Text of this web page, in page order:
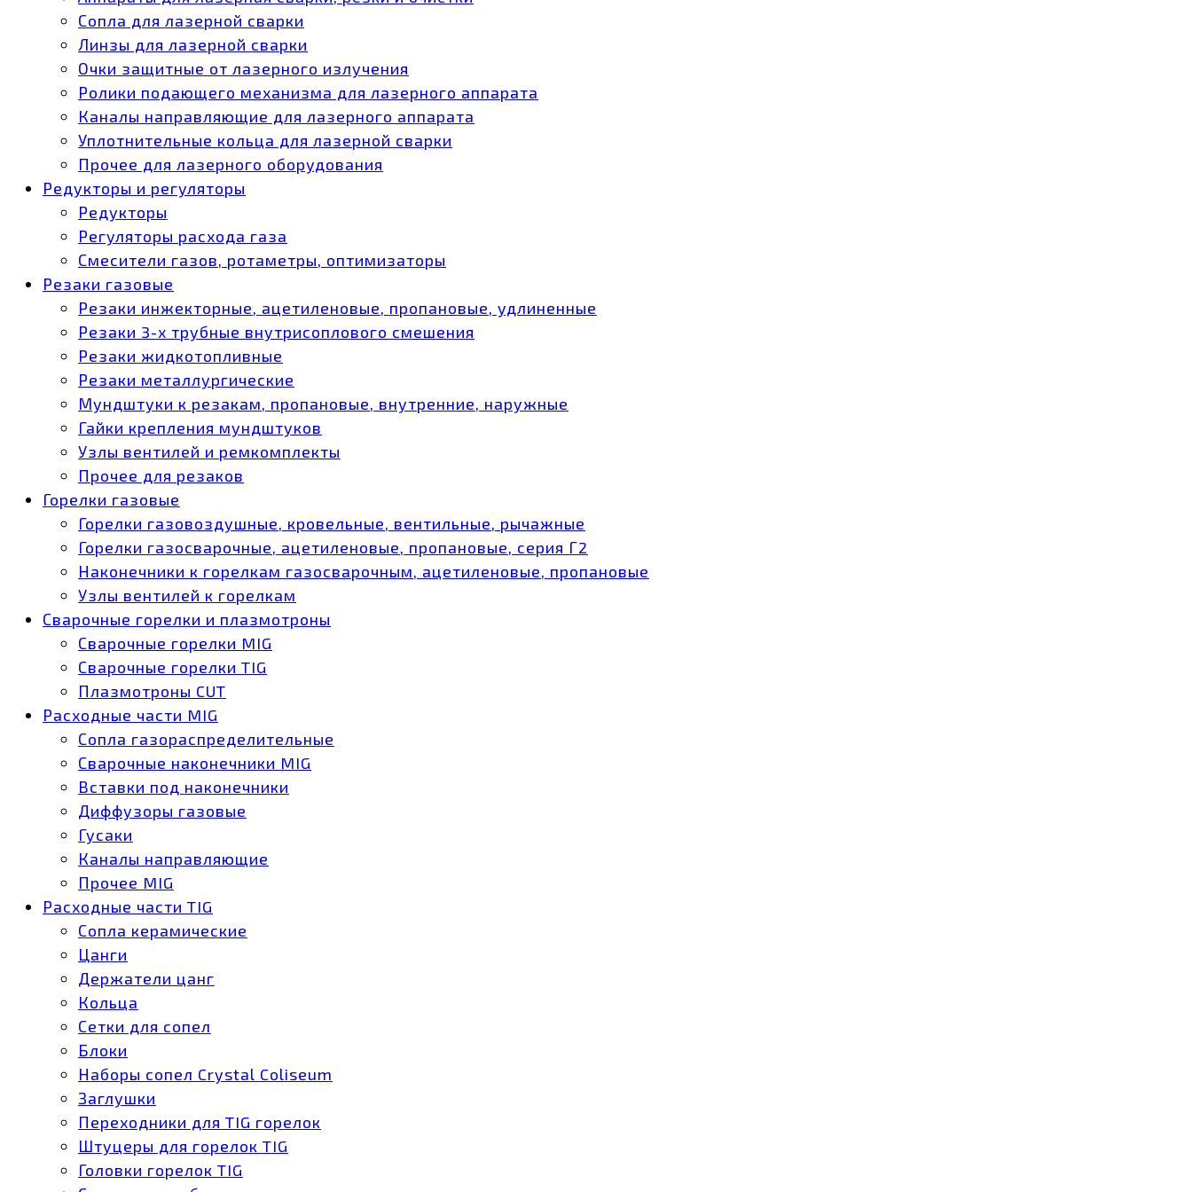
Сопла для лазерной сварки
Линзы для лазерной сварки
Очки защитные от лазерного излучения
Ролики подающего механизма для лазерного аппарата
Каналы направляющие для лазерного аппарата
Уплотнительные кольца для лазерной сварки
Прочее для лазерного оборудования
Редукторы и регуляторы
Редукторы
Регуляторы расхода газа
Смесители газов, ротаметры, оптимизаторы
Резаки газовые
Резаки инжекторные, ацетиленовые, пропановые, удлиненные
Резаки 3-х трубные внутрисоплового смешения
Резаки жидкотопливные
Резаки металлургические
Мундштуки к резакам, пропановые, внутренние, наружные
Гайки крепления мундштуков
Узлы вентилей и ремкомплекты
Прочее для резаков
Горелки газовые
Горелки газовоздушные, кровельные, вентильные, рычажные
Горелки газосварочные, ацетиленовые, пропановые, серия Г2
Наконечники к горелкам газосварочным, ацетиленовые, пропановые
Узлы вентилей к горелкам
Сварочные горелки и плазмотроны
Сварочные горелки MIG
Сварочные горелки TIG
Плазмотроны CUT
Расходные части MIG
Сопла газораспределительные
Сварочные наконечники MIG
Вставки под наконечники
Диффузоры газовые
Гусаки
Каналы направляющие
Прочее MIG
Расходные части TIG
Сопла керамические
Цанги
Держатели цанг
Кольца
Сетки для сопел
Блоки
Наборы сопел Crystal Coliseum
Заглушки
Переходники для TIG горелок
Штуцеры для горелок TIG
Головки горелок TIG